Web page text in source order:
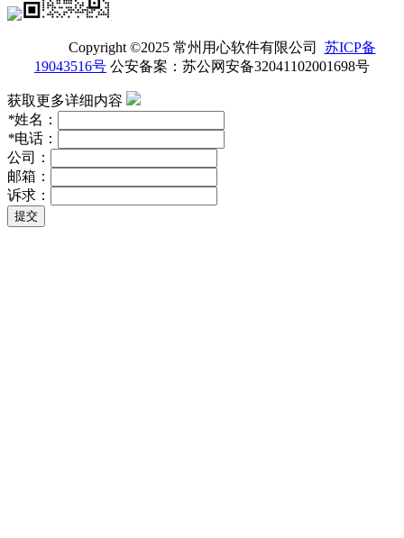
Copyright ©2025 常州用心软件有限公司 苏ICP备
19043516号 公安备案：苏公网安备32041102001698号
获取更多详细内容
*姓名：
*电话：
公司：
邮箱：
诉求：
提交